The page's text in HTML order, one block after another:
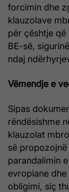
forcimin dhe
klauzolave
për çështje që
BE-së,
ndaj
Vëmendje e
Sipas
rëndësishme
klauzolat
së
parandalimin
evropiane dhe
obligimi, siç